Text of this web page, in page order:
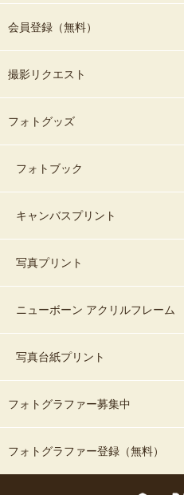
会員登録（無料）
撮影リクエスト
フォトグッズ
フォトブック
キャンバスプリント
写真プリント
ニューボーン アクリルフレーム
写真台紙プリント
フォトグラファー募集中
フォトグラファー登録（無料）